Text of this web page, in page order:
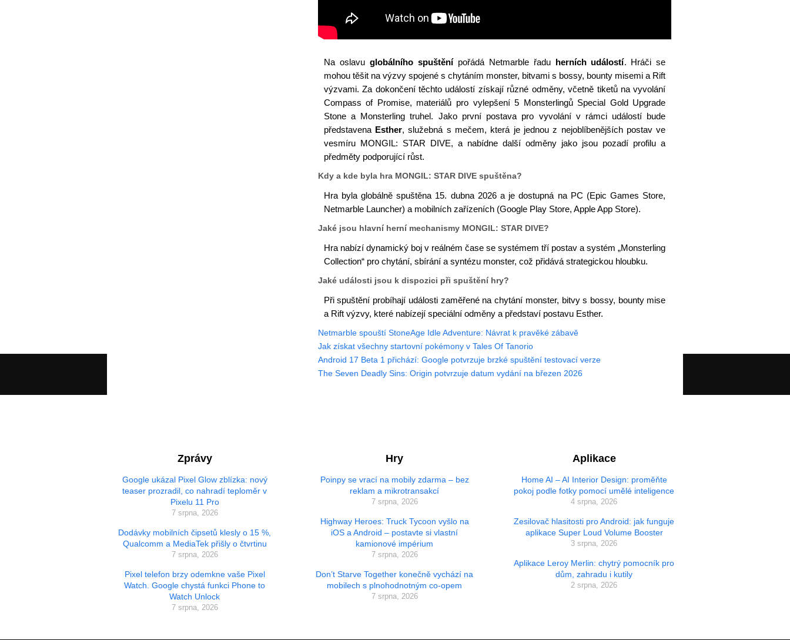
Na oslavu globálního spuštěnípořádá Netmarble řadu herních událostí. Hráči se
mohou těšit na výzvy spojené s chytáním monster, bitvami s bossy, bounty misemi a Rift
výzvami. Za dokončení těchto událostí získají různé odměny, včetně tiketů na vyvolání
Compass of Promise, materiálů pro vylepšení 5 Monsterlingů Special Gold Upgrade
Stone a Monsterling truhel. Jako první postava pro vyvolání v rámci událostí bude
představena Esther, služebná s mečem, která je jednou z nejoblíbenějších postav ve
vesmíru MONGIL: STAR DIVE, a nabídne další odměny jako jsou pozadí profilu a
předměty podporující růst.
Kdy a kde byla hra MONGIL: STAR DIVE spuštěna?
Hra byla globálně spuštěna 15. dubna 2026 a je dostupná na PC (Epic Games Store,
Netmarble Launcher) a mobilních zařízeních (Google Play Store, Apple App Store).
Jaké jsou hlavní herní mechanismy MONGIL: STAR DIVE?
Hra nabízí dynamický boj v reálném čase se systémem tří postav a systém „Monsterling
Collection“ pro chytání, sbírání a syntézu monster, což přidává strategickou hloubku.
Jaké události jsou k dispozici při spuštění hry?
Při spuštění probíhají události zaměřené na chytání monster, bitvy s bossy, bounty mise
a Rift výzvy, které nabízejí speciální odměny a představí postavu Esther.
Netmarble spouští StoneAge Idle Adventure: Návrat k pravěké zábavě
Jak získat všechny startovní pokémony v Tales Of Tanorio
Android 17 Beta 1 přichází: Google potvrzuje brzké spuštění testovací verze
The Seven Deadly Sins: Origin potvrzuje datum vydání na březen 2026
Zprávy
Google ukázal Pixel Glow zblízka: nový
teaser prozradil, co nahradí teploměr v
Pixelu 11 Pro
7 srpna, 2026
Dodávky mobilních čipsetů klesly o 15 %,
Qualcomm a MediaTek přišly o čtvrtinu
7 srpna, 2026
Pixel telefon brzy odemkne vaše Pixel
Watch. Google chystá funkci Phone to
Watch Unlock
7 srpna, 2026
Hry
Poinpy se vrací na mobily zdarma – bez
reklam a mikrotransakcí
7 srpna, 2026
Highway Heroes: Truck Tycoon vyšlo na
iOS a Android – postavte si vlastní
kamionové impérium
7 srpna, 2026
Don’t Starve Together konečně vychází na
mobilech s plnohodnotným co-opem
7 srpna, 2026
Aplikace
Home AI – AI Interior Design: proměňte
pokoj podle fotky pomocí umělé inteligence
4 srpna, 2026
Zesilovač hlasitosti pro Android: jak funguje
aplikace Super Loud Volume Booster
3 srpna, 2026
Aplikace Leroy Merlin: chytrý pomocník pro
dům, zahradu i kutily
2 srpna, 2026